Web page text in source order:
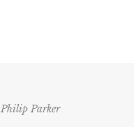
Philip Parker